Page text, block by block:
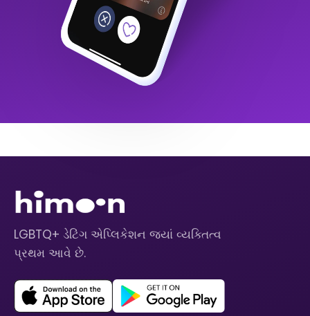
LGBTQ+ ડેટિંગ એપ્લિકેશન જ્યાં વ્યક્તિત્વ
પ્રથમ આવે છે.